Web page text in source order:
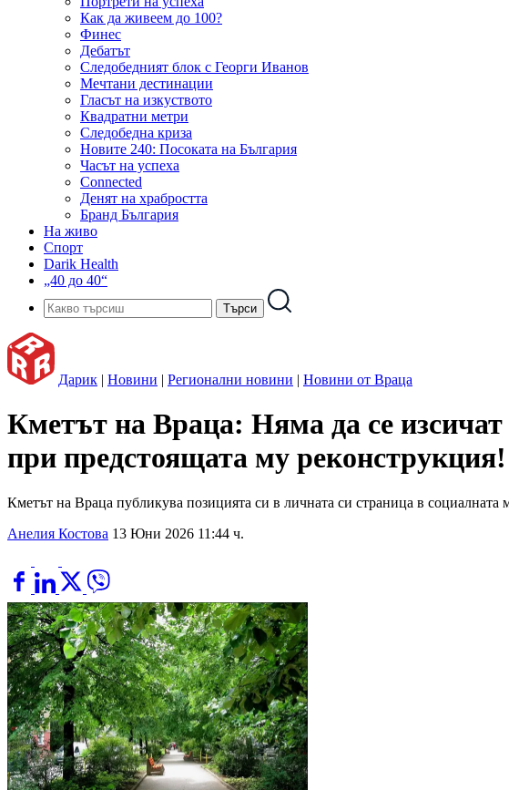
Как да живеем до 100?
Финес
Дебатът
Следобедният блок с Георги Иванов
Мечтани дестинации
Гласът на изкуството
Квадратни метри
Следобедна криза
Новите 240: Посоката на България
Часът на успеха
Connected
Денят на храбростта
Бранд България
На живо
Спорт
Darik Health
„40 до 40“
Дарик | Новини | Регионални новини | Новини от Враца
Кметът на Враца: Няма да се
при предстоящата му реконструкция!
Кметът на Враца публикува позицията си в личната си страница в
Анелия Костова 13 Юни 2026 11:44 ч.